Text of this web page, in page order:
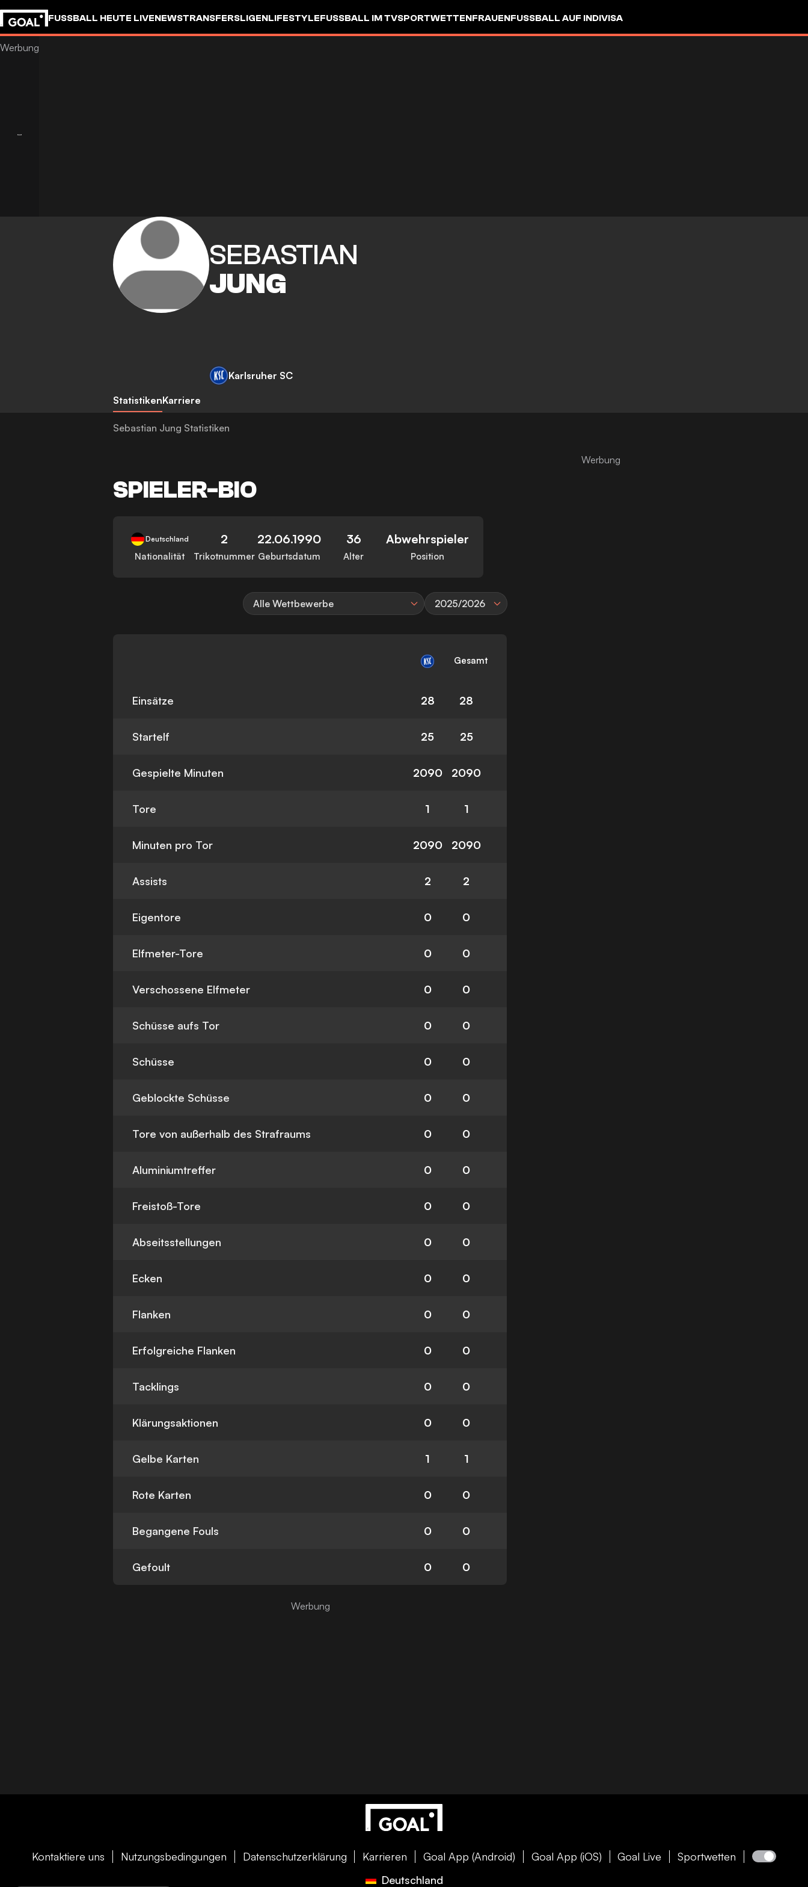
FUSSBALL HEUTE LIVENEWSTRANSFERSLIGENLIFESTYLEFUSSBALL IM TV SPORTWETTENFRAUENFUSSBALL AUF INDIVISA
SEBASTIAN
JUNG
Karlsruher SC
StatistikenKarriere
Sebastian Jung Statistiken
SPIELER-BIO
Deutschland
Nationalität
2
Trikotnummer
22.06.1990
Geburtsdatum
36
Alter
Abwehrspieler
Position
Alle Wettbewerbe 2025/2026
Gesamt
Einsätze 28 28
Startelf 25 25
Gespielte Minuten 2090 2090
Tore 1 1
Minuten pro Tor 2090 2090
Assists 2 2
Eigentore 0 0
Elfmeter-Tore 0 0
Verschossene Elfmeter 0 0
Schüsse aufs Tor 0 0
Schüsse 0 0
Geblockte Schüsse 0 0
Tore von außerhalb des Strafraums 0 0
Aluminiumtreffer 0 0
Freistoß-Tore 0 0
Abseitsstellungen 0 0
Ecken 0 0
Flanken 0 0
Erfolgreiche Flanken 0 0
Tacklings 0 0
Klärungsaktionen 0 0
Gelbe Karten 1 1
Rote Karten 0 0
Begangene Fouls 0 0
Gefoult 0 0
Kontaktiere uns Nutzungsbedingungen Datenschutzerklärung Karrieren Goal App (Android) Goal App (iOS) Goal Live
Sportwetten
Deutschland